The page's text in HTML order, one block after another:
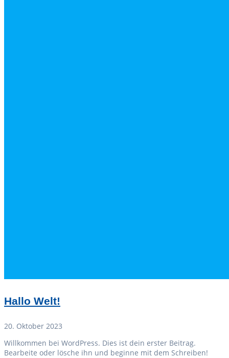
Hallo Welt!
20. Oktober 2023
Willkommen bei WordPress. Dies ist dein erster Beitrag.
Bearbeite oder lösche ihn und beginne mit dem Schreiben!